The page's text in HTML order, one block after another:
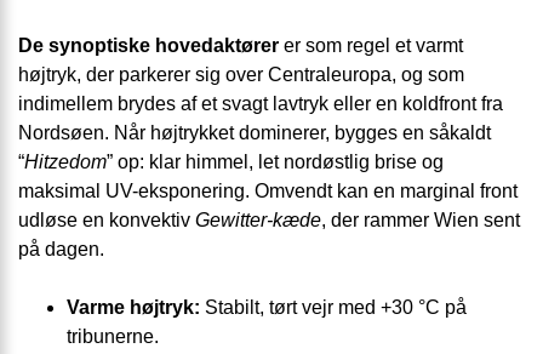
De synoptiske hovedaktører er som regel et varmt
højtryk, der parkerer sig over Centraleuropa, og som
indimellem brydes af et svagt lavtryk eller en koldfront fra
Nordsøen. Når højtrykket dominerer, bygges en såkaldt
“Hitzedom” op: klar himmel, let nordøstlig brise og
maksimal UV-eksponering. Omvendt kan en marginal front
udløse en konvektiv Gewitter-kæde, der rammer Wien sent
på dagen.
Varme højtryk: Stabilt, tørt vejr med +30 °C på
tribunerne.